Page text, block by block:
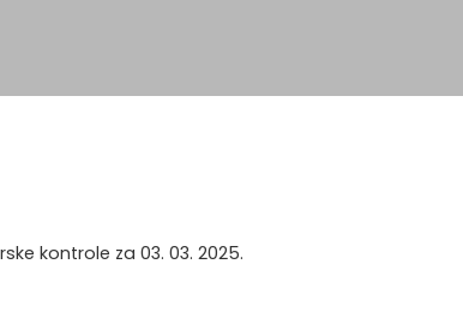
kontrole za 03. 03. 2025.